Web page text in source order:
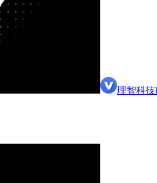
理智科技